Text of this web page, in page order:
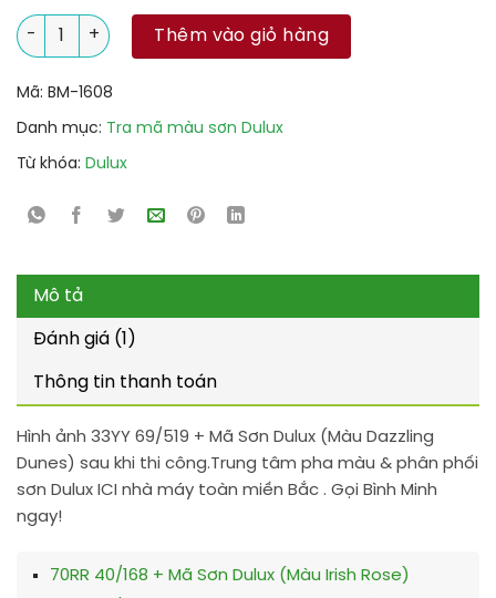
33YY 69/519 + Mã Sơn Dulux (Màu Dazzling Dunes) số lượng
Thêm vào giỏ hàng
Mã: BM-1608
Danh mục: Tra mã màu sơn Dulux
Từ khóa: Dulux
Mô tả
Đánh giá (1)
Thông tin thanh toán
Hình ảnh 33YY 69/519 + Mã Sơn Dulux (Màu Dazzling
Dunes) sau khi thi công.Trung tâm pha màu & phân phối
sơn Dulux ICI nhà máy toàn miền Bắc . Gọi Bình Minh
ngay!
70RR 40/168 + Mã Sơn Dulux (Màu Irish Rose)